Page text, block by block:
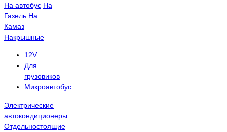
На автобус На
Газель На
Камаз
Накрышные
12V
Для
грузовиков
Микроавтобус
Электрические
автокондиционеры
Отдельностоящие